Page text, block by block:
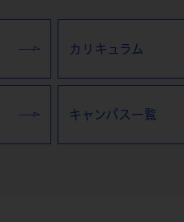
カリキュラム
キャンパス一覧